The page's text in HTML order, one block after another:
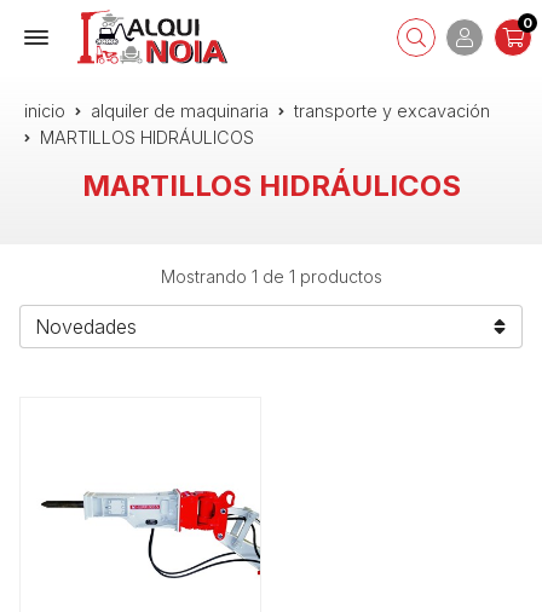
0
inicio alquiler de maquinaria
transporte y excavación
MARTILLOS HIDRÁULICOS
MARTILLOS HIDRÁULICOS
Mostrando 1 de 1 productos